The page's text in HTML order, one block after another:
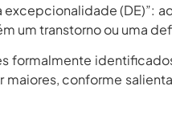
(DE)”:
um transtorno ou uma
formalmente
maiores, conforme